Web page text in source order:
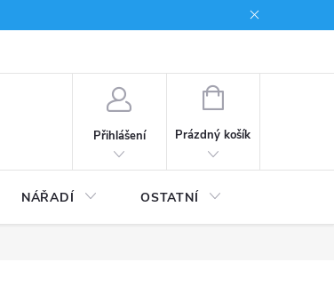
Přihlášení
NÁKUPNÍ
Prázdný košík
NÁŘADÍ OSTATNÍ